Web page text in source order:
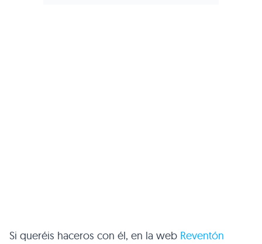
Si queréis haceros con él, en la web Reventón